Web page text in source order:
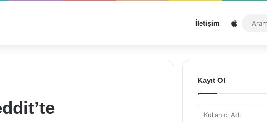
İletişim Sitemap
Kayıt Ol